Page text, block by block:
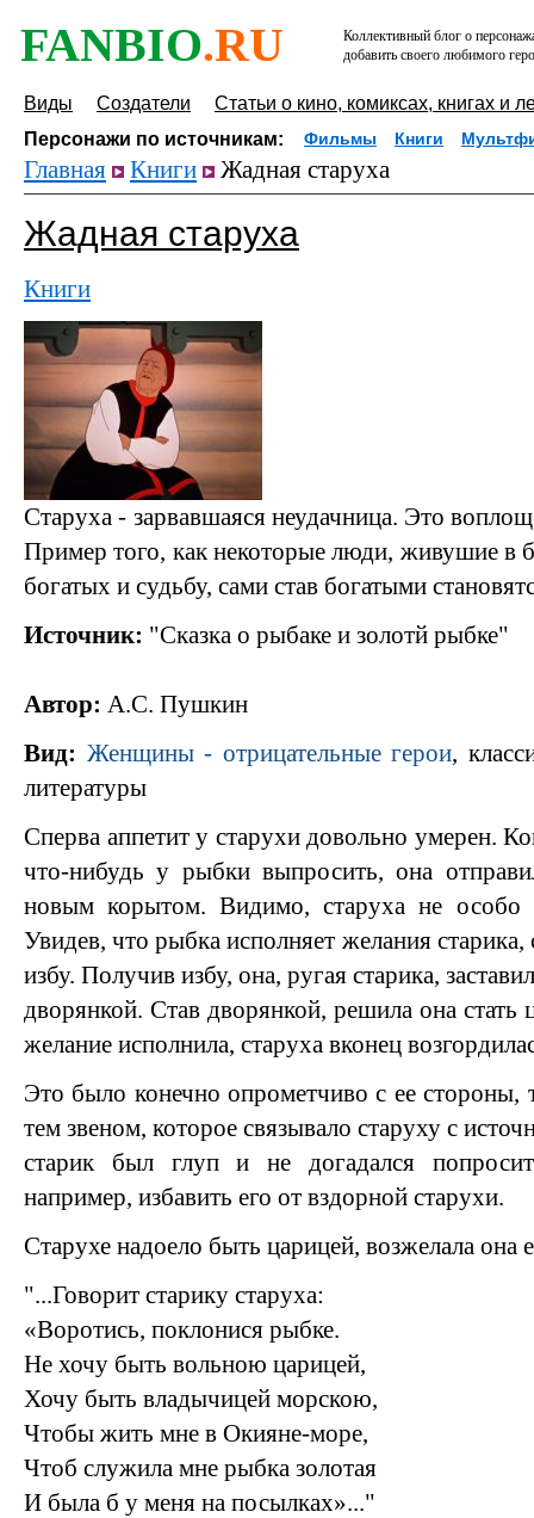
FANBIO.RU
Коллективный блог о
добавить своего любимого
Виды Создатели
Статьи о кино, комиксах, книгах и
Персонажи по источникам:
Фильмы Книги
Главная Книги Жадная старуха
Жадная старуха
Книги
Старуха - зарвавшаяся неудачница. Это
Пример того, как некоторые люди, живушие в
богатых и судьбу, сами став богатыми
Источник: "Сказка о рыбаке и золотй рыбке"
Автор: А.С. Пушкин
Вид: Женщины - отрицательные герои,
литературы
Сперва аппетит у старухи довольно умерен.
что-нибудь у рыбки выпросить, она
новым корытом. Видимо, старуха не особо
Увидев, что рыбка исполняет желания
избу. Получив избу, она, ругая старика,
дворянкой. Став дворянкой, решила она стать
желание исполнила, старуха вконец
Это было конечно опрометчиво с ее стороны,
тем звеном, которое связывало старуху с
старик был глуп и не догадался
например, избавить его от вздорной старухи.
Старухе надоело быть царицей, возжелала она
"...Говорит старику старуха:
«Воротись, поклонися рыбке.
Не хочу быть вольною царицей,
Хочу быть владычицей морскою,
Чтобы жить мне в Окияне-море,
Чтоб служила мне рыбка золотая
И была б у меня на посылках»..."